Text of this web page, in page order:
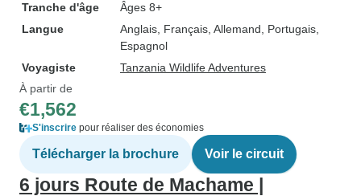
Tranche d'âge
Âges 8+
Langue
Anglais, Français, Allemand, Portugais,
Espagnol
Voyagiste
Tanzania Wildlife Adventures
À partir de
€1,562
S'inscrire pour réaliser des économies
Télécharger la brochure Voir le circuit
6 jours Route de Machame |